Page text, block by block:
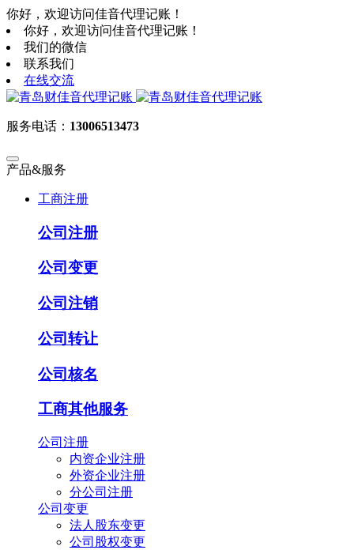
你好，欢迎访问佳音代理记账！
你好，欢迎访问佳音代理记账！
我们的微信
联系我们
在线交流
服务电话： 13006513473
产品&服务
工商注册
公司注册
公司变更
公司注销
公司转让
公司核名
工商其他服务
公司注册
内资企业注册
外资企业注册
分公司注册
公司变更
法人股东变更
公司股权变更